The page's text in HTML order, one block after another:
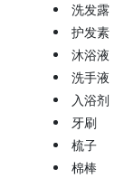
洗发露
护发素
沐浴液
洗手液
入浴剂
牙刷
梳子
棉棒